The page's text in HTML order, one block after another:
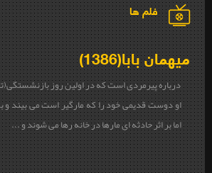
فلم ها
میهمان بابا(1386)
درباره پیرمردی است که در اولین روز
او دوست قدیمی خود را که مارگیر است می بیند
اما بر اثر حادثه ای مارها در خانه رها می شوند و ...